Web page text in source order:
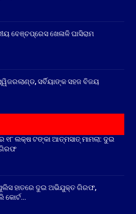
ବେଞ୍ଚପ୍ରେସ ଖେଳାଳି ଘାସିରାମ
ସର୍ବିୟାଙ୍କ ସହଜ ବିଜୟ
୧୮ ଲକ୍ଷ ଟଙ୍କା ଆତ୍ମସାତ୍ ମାମଲା: ଦୁଇ
ହାତରେ ଦୁଇ ଅଭିଯୁକ୍ତ ଗିରଫ,
କୋର୍ଟ…